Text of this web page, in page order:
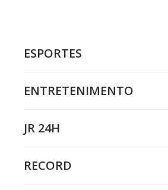
ESPORTES
ENTRETENIMENTO
JR 24H
RECORD